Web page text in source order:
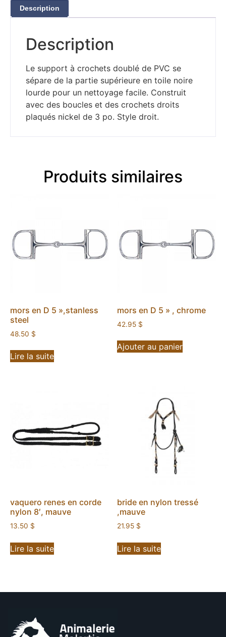
Description
Description
Le support à crochets doublé de PVC se
sépare de la partie supérieure en toile noire
lourde pour un nettoyage facile. Construit
avec des boucles et des crochets droits
plaqués nickel de 3 po. Style droit.
Produits similaires
mors en D 5 »,stanless
steel
48.50 $
Lire la suite
mors en D 5 » , chrome
42.95 $
Ajouter au panier
vaquero renes en corde
nylon 8′, mauve
13.50 $
Lire la suite
bride en nylon tressé
,mauve
21.95 $
Lire la suite